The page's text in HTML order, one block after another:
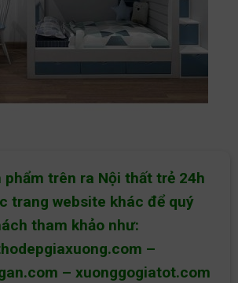
phẩm trên ra Nội thất trẻ 24h
trang website khác để quý
tham khảo như:
–
– xuonggogiatot.com